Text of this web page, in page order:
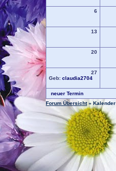
6
13
20
27
Geb: claudia2704
neuer Termin
Forum Übersicht» Kalender